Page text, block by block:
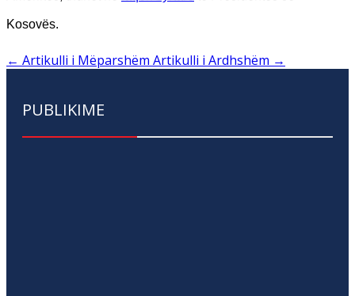
Kosovës.
← Artikulli i Mëparshëm Artikulli i Ardhshëm →
PUBLIKIME